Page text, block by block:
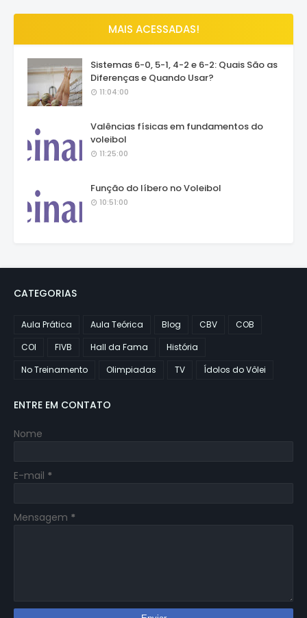
MAIS ACESSADAS!
Sistemas 6-0, 5-1, 4-2 e 6-2: Quais São as
Diferenças e Quando Usar?
11:04:00
Valências físicas em fundamentos do
voleibol
11:25:00
Função do líbero no Voleibol
10:51:00
CATEGORIAS
Aula Prática Aula Teórica Blog CBV
COB
COI
FIVB Hall da Fama
História
No Treinamento
Olimpiadas TV Ídolos do Vôlei
ENTRE EM CONTATO
Nome
E-mail *
Mensagem *